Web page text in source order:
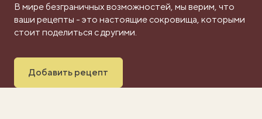
В мире безграничных возможностей, мы верим, что
ваши рецепты - это настоящие сокровища, которыми
стоит поделиться с другими.
Добавить рецепт